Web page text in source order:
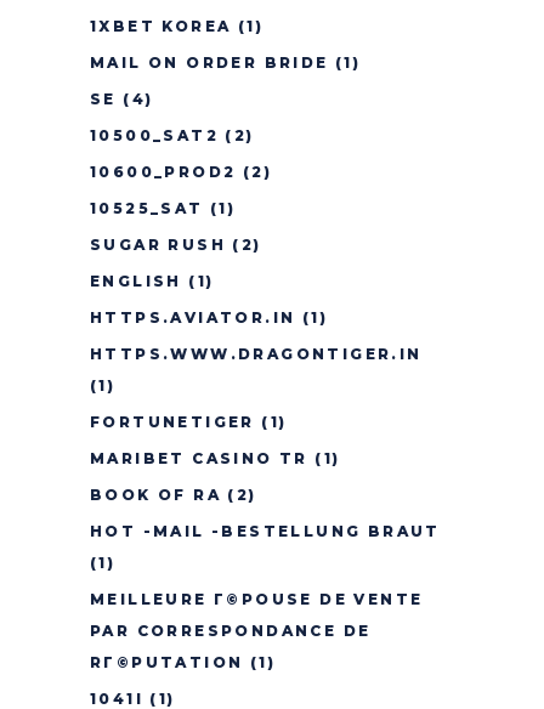
1XBET KOREA (1)
MAIL ON ORDER BRIDE (1)
SE (4)
10500_SAT2 (2)
10600_PROD2 (2)
10525_SAT
(1)
SUGAR RUSH (2)
ENGLISH
(1)
HTTPS.AVIATOR.IN
(1)
HTTPS.WWW.DRAGONTIGER.IN
(1)
FORTUNETIGER (1)
MARIBET CASINO TR (1)
BOOK OF RA (2)
HOT -MAIL -BESTELLUNG BRAUT
(1)
MEILLEURE Г©POUSE DE VENTE
PAR CORRESPONDANCE DE
RГ©PUTATION
(1)
1041I (1)